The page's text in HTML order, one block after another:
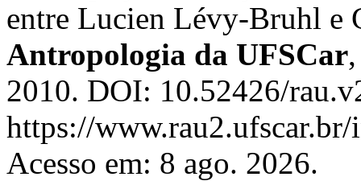
entre Lucien Lévy-Bruhl e
Antropologia da UFSCar
2010. DOI: 10.52426/
https://
Acesso em: 8 ago. 2026.